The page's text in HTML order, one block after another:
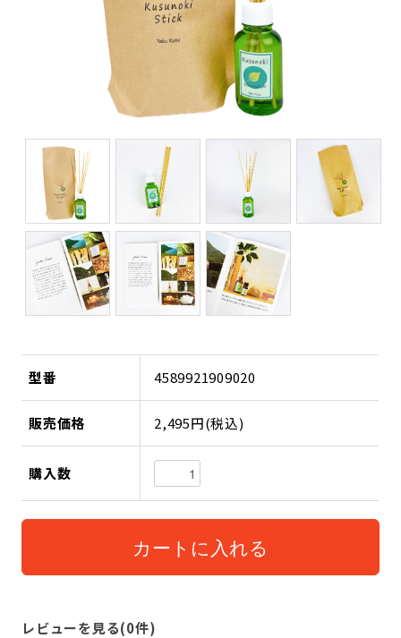
型番 4589921909020
販売価格 2,495円(税込)
購入数
レビューを見る(0件)